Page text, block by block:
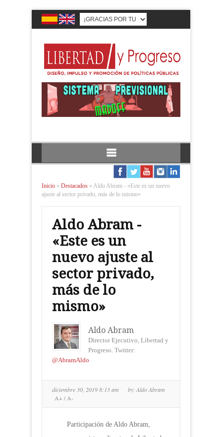
Inicio » Destacados » Aldo Abram - «Este es un nuevo
ajuste al sector privado, más de lo mismo»
Aldo Abram -
«Este es un
nuevo ajuste al
sector privado,
más de lo
mismo»
Aldo Abram
Director Ejecutivo, Libertad y
Progreso. Twitter:
@AbramAldo
diciembre 30, 2019 8:13 am by: Aldo Abram
A+/A-
Participación de Aldo Abram,